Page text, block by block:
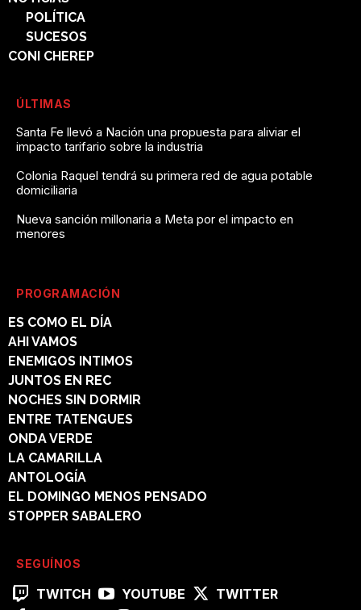
POLÍTICA
SUCESOS
CONI CHEREP
ÚLTIMAS
Santa Fe llevó a Nación una propuesta para aliviar el
impacto tarifario sobre la industria
Colonia Raquel tendrá su primera red de agua potable
domiciliaria
Nueva sanción millonaria a Meta por el impacto en
menores
PROGRAMACIÓN
ES COMO EL DÍA
AHI VAMOS
ENEMIGOS INTIMOS
JUNTOS EN REC
NOCHES SIN DORMIR
ENTRE TATENGUES
ONDA VERDE
LA CAMARILLA
ANTOLOGÍA
EL DOMINGO MENOS PENSADO
STOPPER SABALERO
SEGUÍNOS
TWITCH YOUTUBE
TWITTER